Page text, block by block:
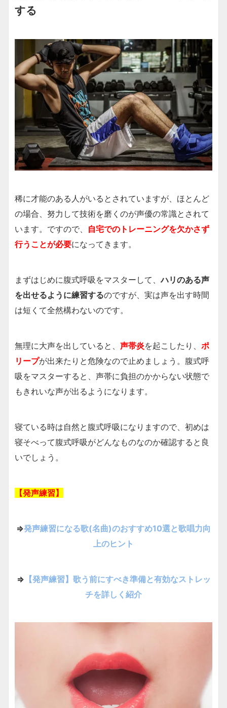
する
稀に才能のある人がいるとされていますが、ほとんど
の場合、努力して技術を磨くのが声優の常識とされて
います。ですので、 自宅でのトレーニングを欠かさず
行うことが必要になってきます。
まずはじめに腹式呼吸をマスターして、ハリのある声
を出せるように練習するのですが、実は声を出す時間
は短くて全然構わないのです。
無理に大声を出していると、 声帯炎を起こしたり、 ポ
リープが出来たりと危険なので止めましょう。腹式呼
吸をマスターすると、声帯に負担のかからない状態で
もきれいな声が出るようになります。
寝ている時は自然と腹式呼吸になりますので、初めは
寝そべって腹式呼吸がどんなものなのか確認すると良
いでしょう。
【発声練習】
⇒発声練習になる歌(名曲)のおすすめ10選と歌唱力向
上のヒント
⇒ 【発声練習】歌う前にすべき準備と有効なストレッ
チを詳しく紹介